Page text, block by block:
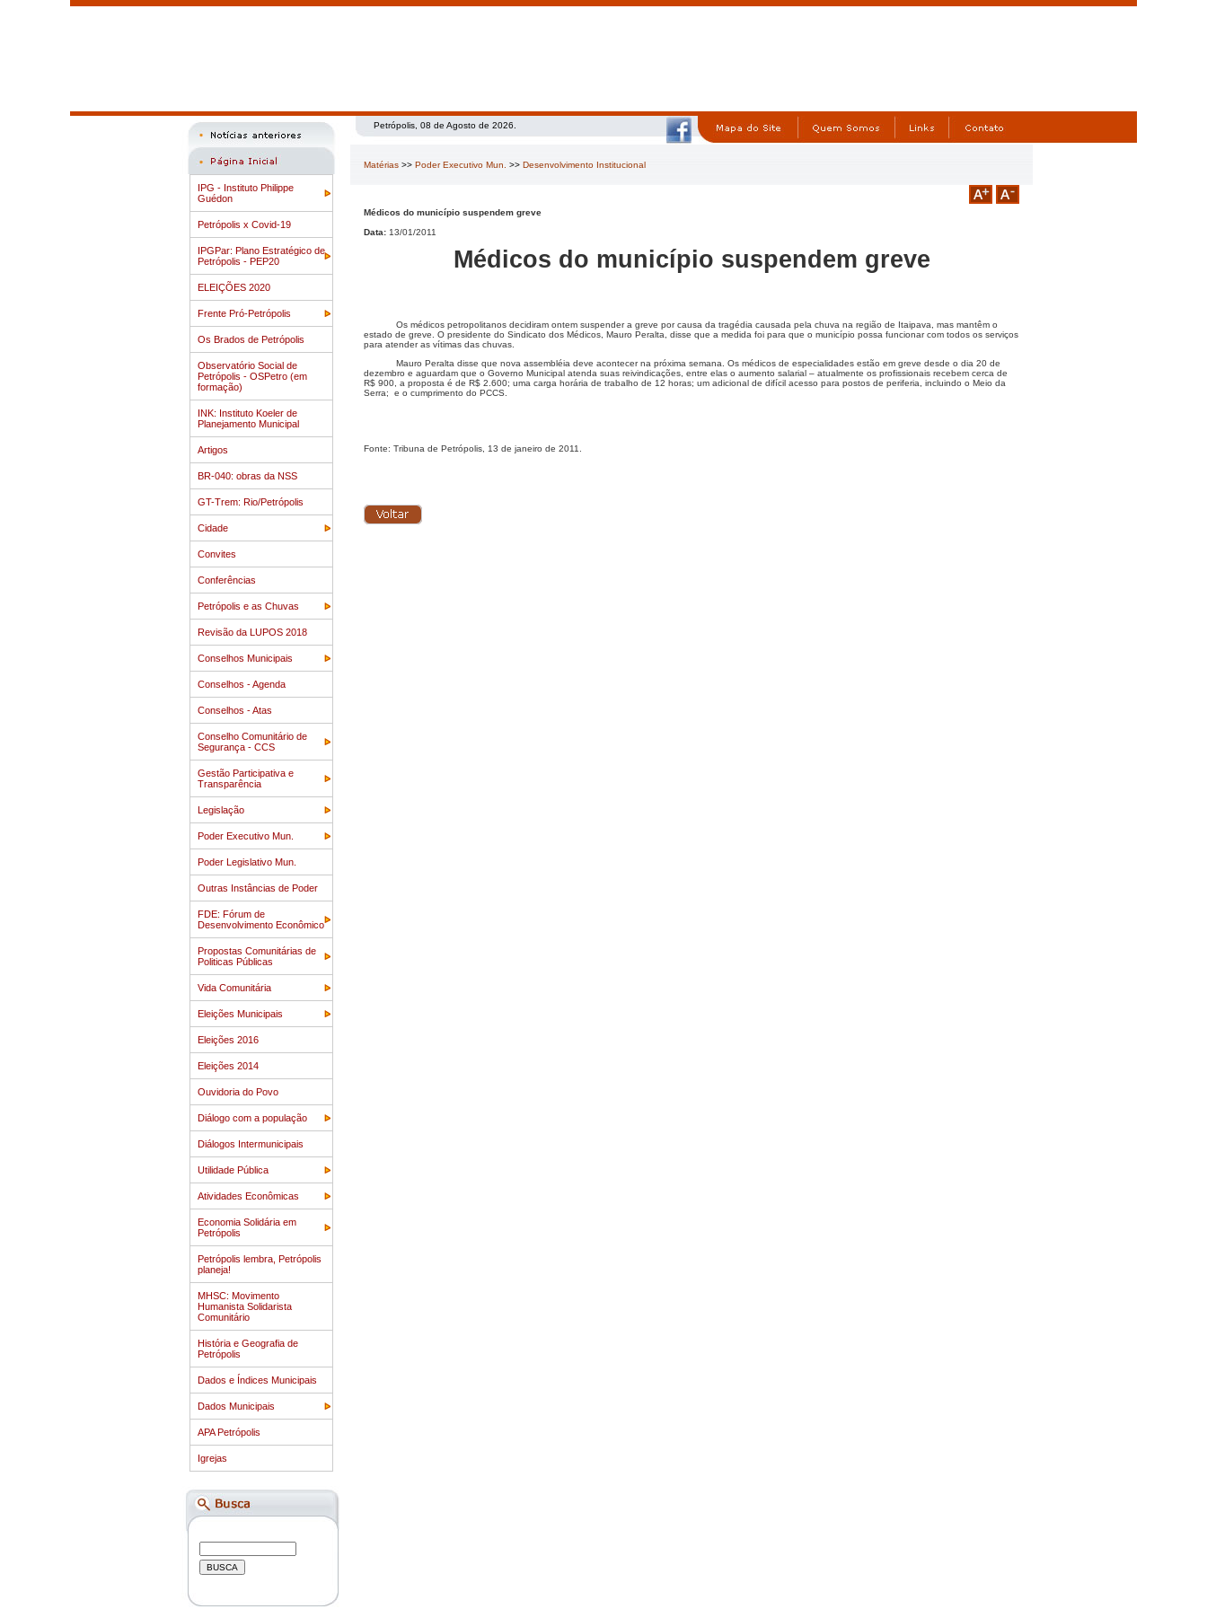
IPG - Instituto Philippe
Guédon
Petrópolis x Covid-19
IPGPar: Plano Estratégico de
Petrópolis - PEP20
ELEIÇÕES 2020
Frente Pró-Petrópolis
Os Brados de Petrópolis
Observatório Social de
Petrópolis - OSPetro (em
formação)
INK: Instituto Koeler de
Planejamento Municipal
Artigos
BR-040: obras da NSS
GT-Trem: Rio/Petrópolis
Cidade
Convites
Conferências
Petrópolis e as Chuvas
Revisão da LUPOS 2018
Conselhos Municipais
Conselhos - Agenda
Conselhos - Atas
Conselho Comunitário de
Segurança - CCS
Gestão Participativa e
Transparência
Legislação
Poder Executivo Mun.
Poder Legislativo Mun.
Outras Instâncias de Poder
FDE: Fórum de
Desenvolvimento Econômico
Propostas Comunitárias de
Politicas Públicas
Vida Comunitária
Eleições Municipais
Eleições 2016
Eleições 2014
Ouvidoria do Povo
Diálogo com a população
Diálogos Intermunicipais
Utilidade Pública
Atividades Econômicas
Economia Solidária em
Petrópolis
Petrópolis lembra, Petrópolis
planeja!
MHSC: Movimento
Humanista Solidarista
Comunitário
História e Geografia de
Petrópolis
Dados e Índices Municipais
Dados Municipais
APA Petrópolis
Igrejas
Petrópolis, 08 de Agosto de 2026.
Matérias >> Poder Executivo Mun. >> Desenvolvimento Institucional
Médicos do município suspendem greve
Data: 13/01/2011
Médicos do município suspendem greve
Os médicos petropolitanos decidiram ontem suspender a greve por causa da tragédia causada pela chuva na região de Itaipava, mas mantêm o
estado de greve. O presidente do Sindicato dos Médicos, Mauro Peralta, disse que a medida foi para que o município possa funcionar com todos os serviços
para atender as vítimas das chuvas.
Mauro Peralta disse que nova assembléia deve acontecer na próxima semana. Os médicos de especialidades estão em greve desde o dia 20 de
dezembro e aguardam que o Governo Municipal atenda suas reivindicações, entre elas o aumento salarial – atualmente os profissionais recebem cerca de
R$ 900, a proposta é de R$ 2.600; uma carga horária de trabalho de 12 horas; um adicional de difícil acesso para postos de periferia, incluindo o Meio da
Serra; e o cumprimento do PCCS.
Fonte: Tribuna de Petrópolis, 13 de janeiro de 2011.